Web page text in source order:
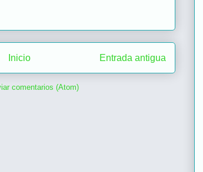
Entrada antigua
Inicio
comentarios (Atom)